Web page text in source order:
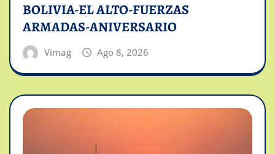
BOLIVIA-EL ALTO-FUERZAS
ARMADAS-ANIVERSARIO
Vimag Ago 8, 2026